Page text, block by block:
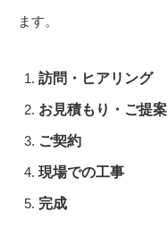
ます。
訪問・ヒアリング
お見積もり・ご提案
ご契約
現場での工事
完成